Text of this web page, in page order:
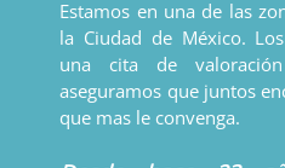
Estamos en una de las
la Ciudad de México.
una cita de
aseguramos que juntos
que mas le convenga.